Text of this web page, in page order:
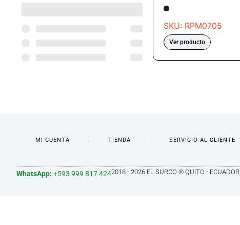
SKU: RPM0705
Ver producto
MI CUENTA TIENDA SERVICIO AL CLIENTE
WhatsApp: +593 999 817 4242018 - 2026 EL SURCO ® QUITO - ECUADOR